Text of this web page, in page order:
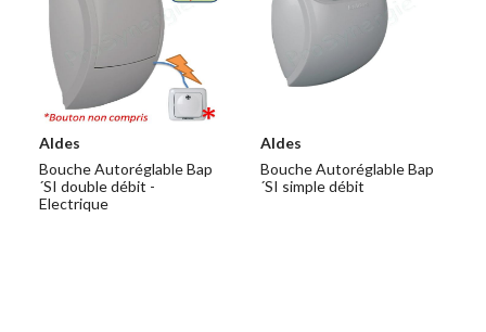
Aldes
Bouche Autoréglable Bap
´SI double débit -
Electrique
Aldes
Bouche Autoréglable Bap
´SI simple débit